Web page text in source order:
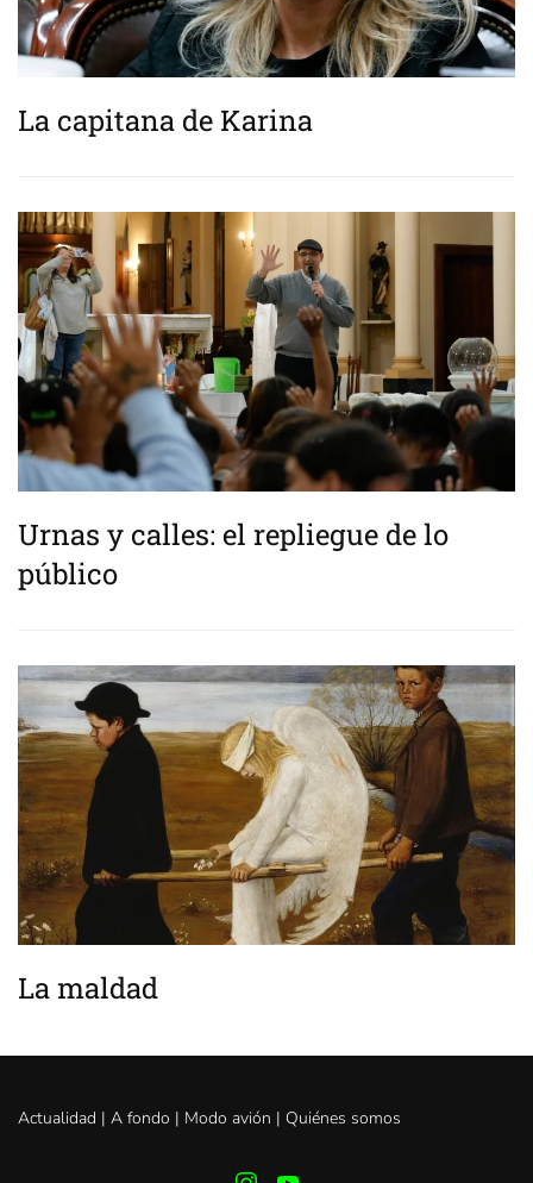
La capitana de Karina
Urnas y calles: el repliegue de lo
público
La maldad
Actualidad | A fondo | Modo avión | Quiénes somos